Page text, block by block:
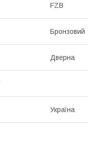
FZB
Бронзовий
Дверна
Україна